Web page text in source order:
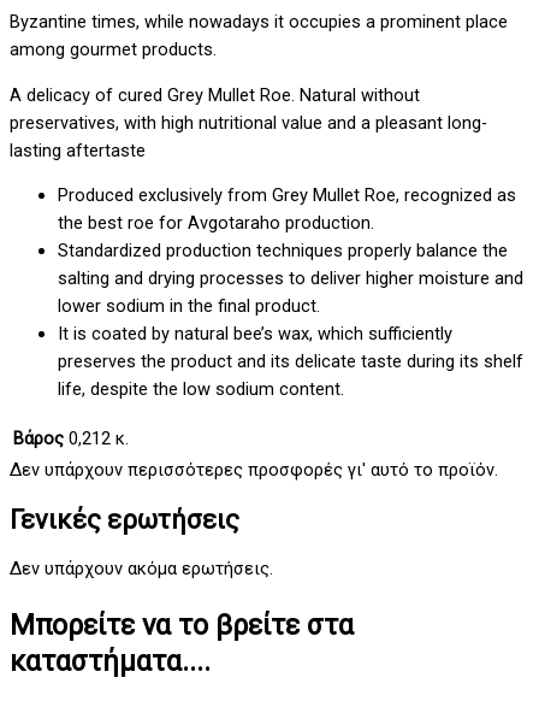
Byzantine times, while nowadays it occupies a prominent place
among gourmet products.
A delicacy of cured Grey Mullet Roe. Natural without
preservatives, with high nutritional value and a pleasant long-
lasting aftertaste
Produced exclusively from Grey Mullet Roe, recognized as
the best roe for Avgotaraho production.
Standardized production techniques properly balance the
salting and drying processes to deliver higher moisture and
lower sodium in the final product.
It is coated by natural bee’s wax, which sufficiently
preserves the product and its delicate taste during its shelf
life, despite the low sodium content.
Βάρος 0,212 κ.
Δεν υπάρχουν περισσότερες προσφορές γι' αυτό το προϊόν.
Γενικές ερωτήσεις
Δεν υπάρχουν ακόμα ερωτήσεις.
Μπορείτε να το βρείτε στα
καταστήματα....